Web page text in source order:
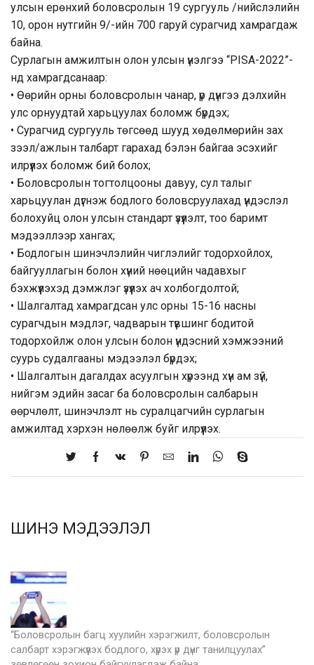
улсын ерөнхий боловсролын 19 сургууль /нийслэлийн
10, орон нутгийн 9/-ийн 700 гаруй сурагчид хамрагдаж
байна.
Сурлагын амжилтын олон улсын үнэлгээ “PISA-2022”-
нд хамрагдсанаар:
• Өөрийн орны боловсролын чанар, үр дүнгээ дэлхийн
улс орнуудтай харьцуулах боломж бүрдэх;
• Сурагчид сургууль төгсөөд шууд хөдөлмөрийн зах
зээл/ажлын талбарт гарахад бэлэн байгаа эсэхийг
илрүүлэх боломж бий болох;
• Боловсролын тогтолцооны давуу, сул талыг
харьцуулан дүгнэж бодлого боловсруулахад үндэслэл
болохуйц олон улсын стандарт үзүүлэлт, тоо баримт
мэдээллээр хангах;
• Бодлогын шинэчлэлийн чиглэлийг тодорхойлох,
байгууллагын болон хүний нөөцийн чадавхыг
бэхжүүлэхэд дэмжлэг үзүүлэх ач холбогдолтой;
• Шалгалтад хамрагдсан улс орны 15-16 насны
сурагчдын мэдлэг, чадварын түвшинг бодитой
тодорхойлж олон улсын болон үндэсний хэмжээний
суурь судалгааны мэдээлэл бүрдэх;
• Шалгалтын дагалдах асуулгын хүрээнд хүн ам зүй,
нийгэм эдийн засаг ба боловсролын салбарын
өөрчлөлт, шинэчлэлт нь суралцагчийн сурлагын
амжилтад хэрхэн нөлөөлж буйг илрүүлэх.
ШИНЭ МЭДЭЭЛЭЛ
“Боловсролын багц хуулийн хэрэгжилт, боловсролын
салбарт хэрэгжүүлэх бодлого, хүрэх үр дүнг танилцуулах”